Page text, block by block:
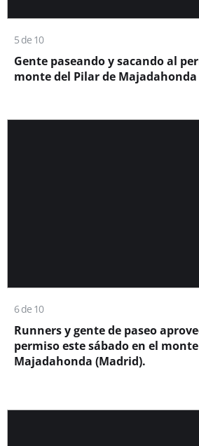
5 de 10
Gente paseando y sacando al
monte del Pilar de
6 de 10
Runners y gente de paseo
permiso este sábado en el
Majadahonda (Madrid).